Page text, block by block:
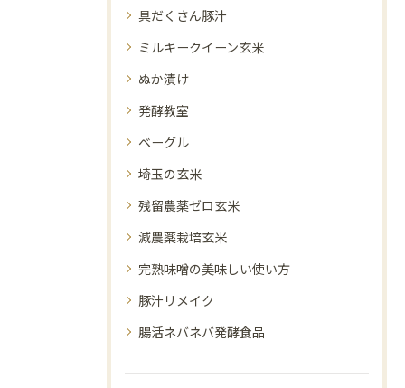
具だくさん豚汁
ミルキークイーン玄米
ぬか漬け
発酵教室
ベーグル
埼玉の玄米
残留農薬ゼロ玄米
減農薬栽培玄米
完熟味噌の美味しい使い方
豚汁リメイク
腸活ネバネバ発酵食品